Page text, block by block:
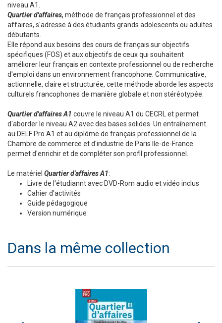
niveau A1.
Quartier d'affaires, méthode de français professionnel et des
affaires, s'adresse à des étudiants grands adolescents ou adultes
débutants.
Elle répond aux besoins des cours de français sur objectifs
spécifiques (FOS) et aux objectifs de ceux qui souhaitent
améliorer leur français en contexte professionnel ou de recherche
d'emploi dans un environnement francophone. Communicative,
actionnelle, claire et structurée, cette méthode aborde les aspects
culturels francophones de manière globale et non stéréotypée.
Quartier d'affaires A1 couvre le niveau A1 du CECRL et permet
d'aborder le niveau A2 avec des bases solides. Un entraînement
au DELF Pro A1 et au diplôme de français professionnel de la
Chambre de commerce et d'industrie de Paris Ile-de-France
permet d'enrichir et de compléter son profil professionnel.
Le matériel Quartier d'affaires A1:
Livre de l'étudiannt avec DVD-Rom audio et vidéo inclus
Cahier d'activités
Guide pédagogique
Version numérique
Dans la même collection